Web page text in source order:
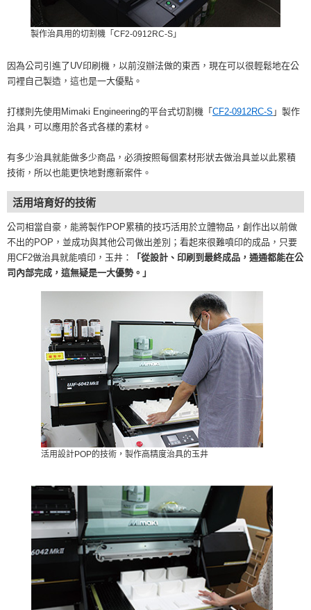
製作治具用的切割機「CF2-0912RC-S」
因為公司引進了UV印刷機，以前沒辦法做的東西，現在可以很輕鬆地在公
司裡自己製造，這也是一大優點。
打樣則先使用Mimaki Engineering的平台式切割機「CF2-0912RC-S 」製作
治具，可以應用於各式各樣的素材。
有多少治具就能做多少商品，必須按照每個素材形狀去做治具並以此累積
技術，所以也能更快地對應新案件。
活用培育好的技術
公司相當自豪，能將製作POP累積的技巧活用於立體物品，創作出以前做
不出的POP，並成功與其他公司做出差別；看起來很難噴印的成品，只要
用CF2做治具就能噴印，玉井：
「從設計、印刷到最終成品，通通都能在公
司內部完成，這無疑是一大優勢。」
活用設計POP的技術，製作高精度治具的玉井